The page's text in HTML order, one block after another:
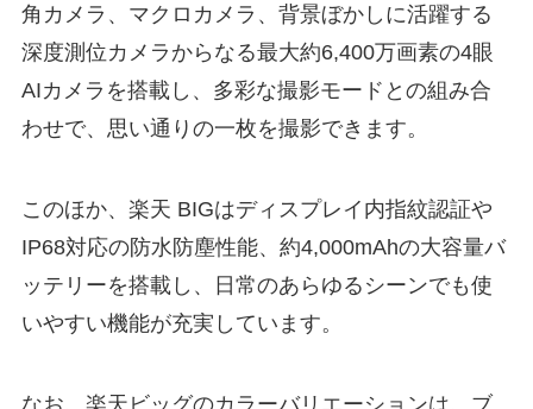
角カメラ、マクロカメラ、背景ぼかしに活躍する
深度測位カメラからなる最大約6,400万画素の4眼
AIカメラを搭載し、多彩な撮影モードとの組み合
わせで、思い通りの一枚を撮影できます。
このほか、楽天 BIGはディスプレイ内指紋認証や
IP68対応の防水防塵性能、約4,000mAhの大容量バ
ッテリーを搭載し、日常のあらゆるシーンでも使
いやすい機能が充実しています。
なお、楽天ビッグのカラーバリエーションは、ブ